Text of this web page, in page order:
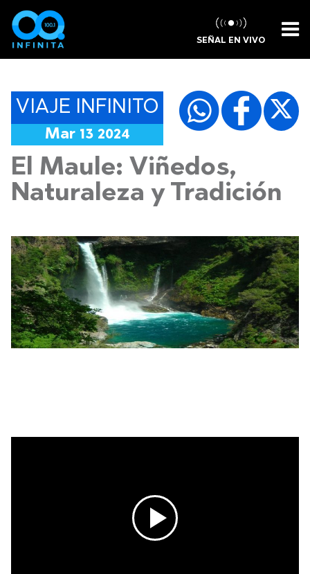
SEÑAL EN VIVO
VIAJE INFINITO
Mar 13 2024
El Maule: Viñedos,
Naturaleza y Tradición